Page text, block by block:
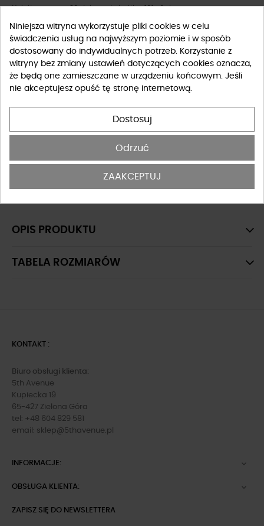
Najniższa cena z 30 dni przed obniżką: 101,40 zł
Rozmiar
XS S M L
- + DO KOSZYKA
OSTATNIE SZTUKI W MAGAZYNIE
OPIS PRODUKTU
TABELA ROZMIARÓW
KONTAKT :
Biuro obsługi klienta:
5th Avenue
Kupiecka 19
65-427 Zielona Góra
tel: +48 604 829 581
email: sklep@5thavenue.pl
INFORMACJE: 
OBSŁUGA KLIENTA: 
ZAPISZ SIĘ DO NEWSLETTERA
Niniejsza witryna wykorzystuje pliki cookies w celu
świadczenia usług na najwyższym poziomie i w sposób
dostosowany do indywidualnych potrzeb. Korzystanie z
witryny bez zmiany ustawień dotyczących cookies oznacza,
że będą one zamieszczane w urządzeniu końcowym. Jeśli
nie akceptujesz opuść tę stronę internetową.
Dostosuj
Odrzuć
ZAAKCEPTUJ